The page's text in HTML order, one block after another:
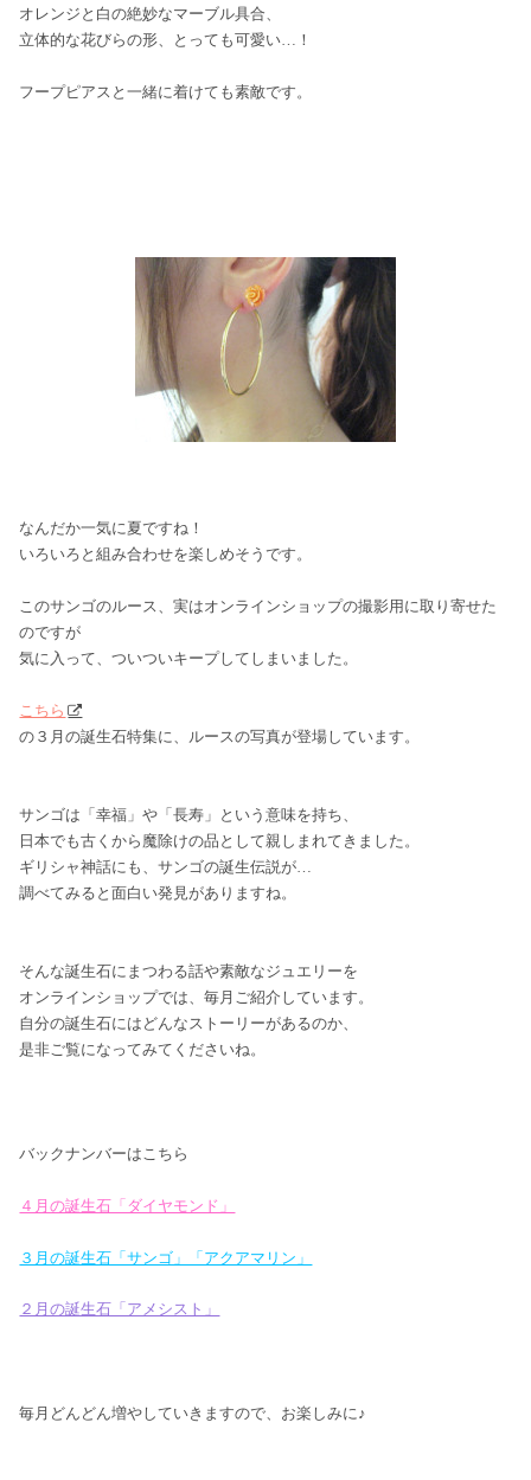
オレンジと白の絶妙なマーブル具合、
立体的な花びらの形、とっても可愛い…！
フープピアスと一緒に着けても素敵です。
なんだか一気に夏ですね！
いろいろと組み合わせを楽しめそうです。
このサンゴのルース、実はオンラインショップの撮影用に取り寄せた
のですが
気に入って、ついついキープしてしまいました。
こちら
の３月の誕生石特集に、ルースの写真が登場しています。
サンゴは「幸福」や「長寿」という意味を持ち、
日本でも古くから魔除けの品として親しまれてきました。
ギリシャ神話にも、サンゴの誕生伝説が…
調べてみると面白い発見がありますね。
そんな誕生石にまつわる話や素敵なジュエリーを
オンラインショップでは、毎月ご紹介しています。
自分の誕生石にはどんなストーリーがあるのか、
是非ご覧になってみてくださいね。
バックナンバーはこちら
４月の誕生石「ダイヤモンド」
３月の誕生石「サンゴ」「アクアマリン」
２月の誕生石「アメシスト」
毎月どんどん増やしていきますので、お楽しみに♪